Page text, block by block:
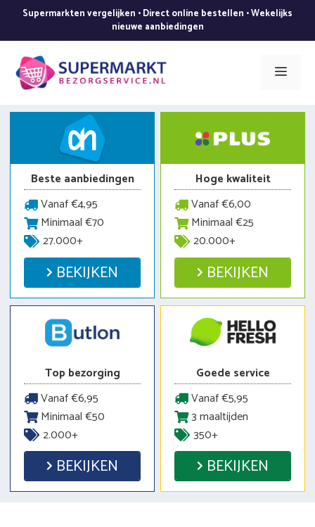
de
inhoud
Supermarkten vergelijken • Direct online bestellen • Wekelijks
nieuwe aanbiedingen
Menu
Beste aanbiedingen
Vanaf €4,95
Minimaal €70
27.000+
BEKIJKEN
Hoge kwaliteit
Vanaf €6,00
Minimaal €25
20.000+
BEKIJKEN
Top bezorging
Vanaf €6,95
Minimaal €50
2.000+
BEKIJKEN
Goede service
Vanaf €5,95
3 maaltijden
350+
BEKIJKEN